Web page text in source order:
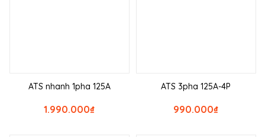
ATS nhanh 1pha 125A
₫
1.990.000
ATS 3pha 125A-4P
₫
990.000